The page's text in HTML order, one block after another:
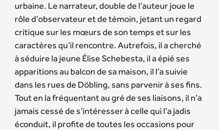
urbaine. Le narrateur, double de l’auteur joue le
rôle d’observateur et de témoin, jetant un regard
critique sur les mœurs de son temps et sur les
caractères qu’il rencontre. Autrefois, il a cherché
à séduire la jeune Élise Schebesta, il a épié ses
apparitions au balcon de sa maison, il l’a suivie
dans les rues de Döbling, sans parvenir à ses fins.
Tout en la fréquentant au gré de ses liaisons, il n’a
jamais cessé de s’intéresser à celle qui l’a jadis
éconduit, il profite de toutes les occasions pour